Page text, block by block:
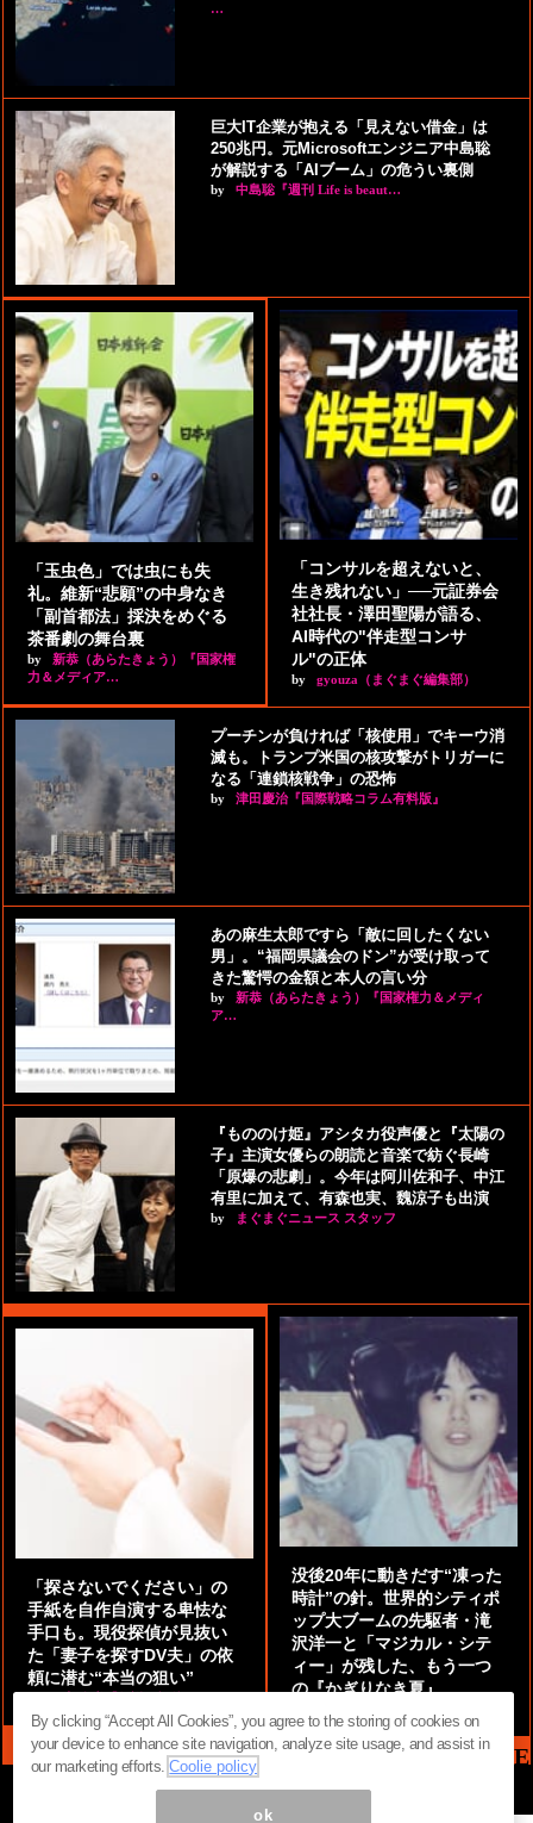
…
巨大IT企業が抱える「見えない借金」は
250兆円。元Microsoftエンジニア中島聡
が解説する「AIブーム」の危うい裏側
by 中島聡『週刊 Life is beaut…
「玉虫色」では虫にも失
礼。維新“悲願”の中身なき
「副首都法」採決をめぐる
茶番劇の舞台裏
by
新恭（あらたきょう）『国家権
力＆メディア…
「コンサルを超えないと、
生き残れない」──元証券会
社社長・澤田聖陽が語る、
AI時代の"伴走型コンサ
ル"の正体
by gyouza（まぐまぐ編集部）
プーチンが負ければ「核使用」でキーウ消
滅も。トランプ米国の核攻撃がトリガーに
なる「連鎖核戦争」の恐怖
by 津田慶治『国際戦略コラム有料版』
あの麻生太郎ですら「敵に回したくない
男」。“福岡県議会のドン”が受け取って
きた驚愕の金額と本人の言い分
by
新恭（あらたきょう）『国家権力＆メディ
ア…
『もののけ姫』アシタカ役声優と『太陽の
子』主演女優らの朗読と音楽で紡ぐ長崎
「原爆の悲劇」。今年は阿川佐和子、中江
有里に加えて、有森也実、魏涼子も出演
by まぐまぐニュース スタッフ
「探さないでください」の
手紙を自作自演する卑怯な
手口も。現役探偵が見抜い
た「妻子を探すDV夫」の依
頼に潜む“本当の狙い”
没後20年に動きだす“凍った
時計”の針。世界的シティポ
ップ大ブームの先駆者・滝
沢洋一と「マジカル・シテ
ィー」が残した、もう一つ
の『かぎりなき夏』
MAG2 NEWS HEADLINE
By clicking “Accept All Cookies”, you agree to the storing of cookies on
your device to enhance site navigation, analyze site usage, and assist in
our marketing efforts.Coolie policy
ok